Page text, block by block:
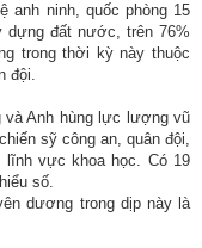
anh ninh, quốc phòng 15
dựng đất nước, trên 76%
trong thời kỳ này thuộc
đội.
và Anh hùng lực lượng vũ
sỹ công an, quân đội,
lĩnh vực khoa học. Có 19
số.
dương trong dịp này là